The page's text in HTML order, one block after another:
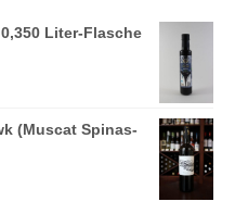
Liter-Flasche
(Muscat Spinas-